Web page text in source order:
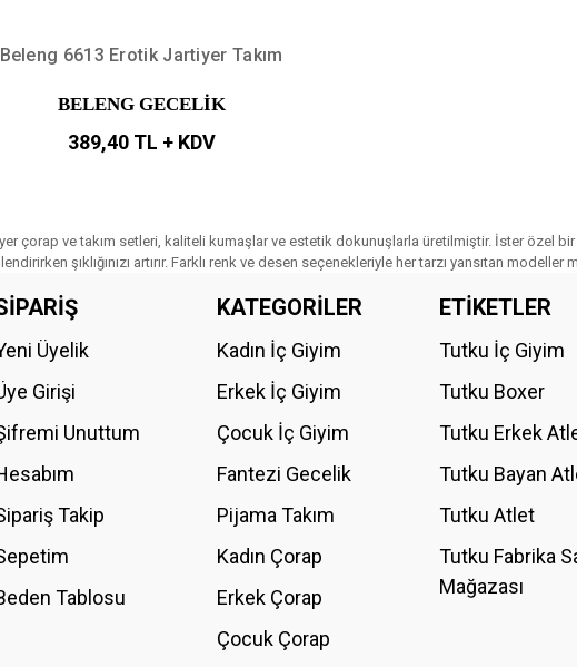
Beleng 6613 Erotik Jartiyer Takım
BELENG GECELİK
389,40 TL + KDV
çorap ve takım setleri, kaliteli kumaşlar ve estetik dokunuşlarla üretilmiştir. İster özel
şıklığınızı artırır. Farklı renk ve desen seçenekleriyle her tarzı yansıtan modeller
Üyelik
Girişi
Unuttum
Takip
Tablosu
KATEGORİLER
Kadın İç Giyim
Erkek İç Giyim
Çocuk İç Giyim
Fantezi Gecelik
Pijama Takım
Kadın Çorap
Erkek Çorap
Çocuk Çorap
ETİKETLER
Tutku İç Giyim
Tutku Boxer
Tutku Erkek
Tutku Bayan
Tutku Atlet
Tutku Fabrika
Mağazası